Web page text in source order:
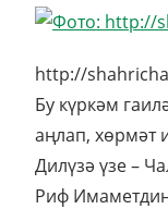
http://
Бу күркәм
аңлап, хөрмәт
Дилүзә үзе –
Риф